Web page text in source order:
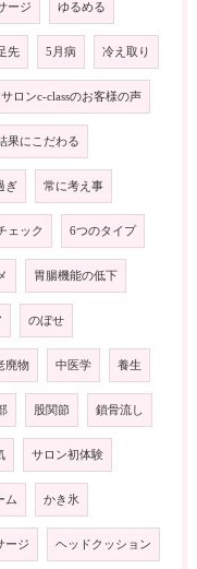
ージ ゆるめる
先 5月病 冷え取り
ロンc-classのお客様の声
果にこだわる
ぎ 常に考え事
ェック 6つのタイプ
胃腸機能の低下
のぼせ
廃物 中医学 養生
股関節 鎖骨流し
サロン初体験
ム かき氷
ージ ヘッドクッション